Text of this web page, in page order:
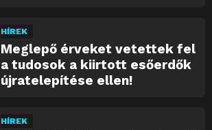
HÍREK
Meglepő érveket vetettek fel
a tudosok a kiirtott esőerdők
újratelepítése ellen!
HÍREK